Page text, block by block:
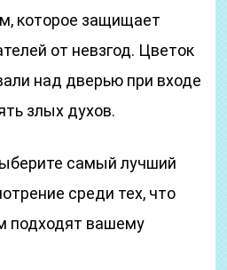
которое защищает
от невзгод. Цветок
над дверью при входе
злых духов.
самый лучший
среди тех, что
подходят вашему